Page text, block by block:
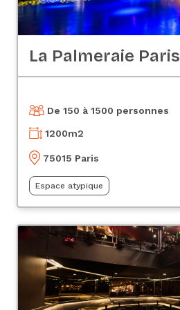
La Palmeraie Paris
De 150 à 1500 personnes
1200m2
75015 Paris
Espace atypique